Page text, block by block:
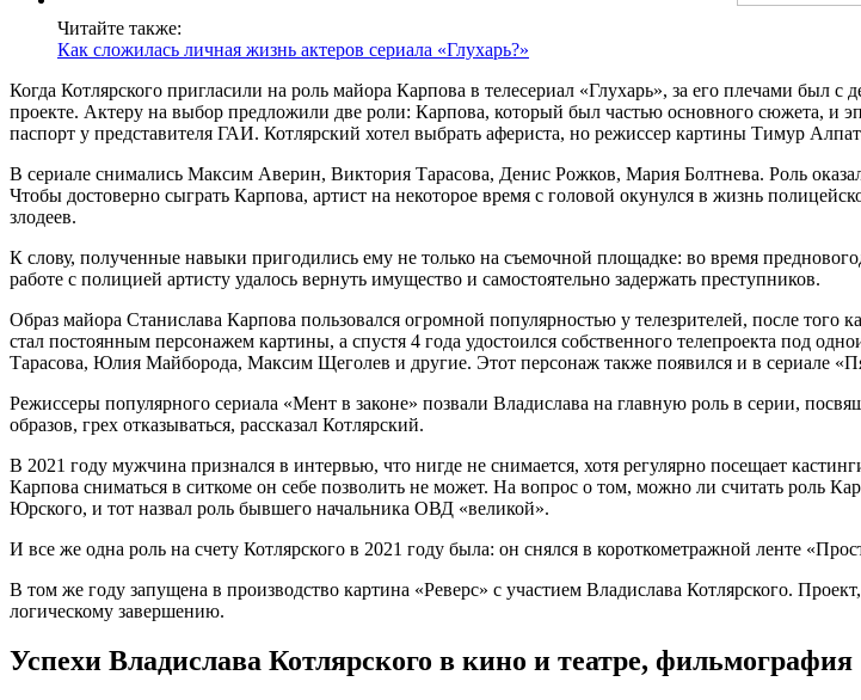
Читайте также:
Как сложилась личная жизнь актеров сериала «Глухарь?»
Когда Котлярского пригласили на роль майора Карпова в телесериал «Глухарь», за его плечами был
проекте. Актеру на выбор предложили две роли: Карпова, который был частью основного сюжета, и
паспорт у представителя ГАИ. Котлярский хотел выбрать афериста, но режиссер картины Тимур
В сериале снимались Максим Аверин, Виктория Тарасова, Денис Рожков, Мария Болтнева. Роль
Чтобы достоверно сыграть Карпова, артист на некоторое время с головой окунулся в жизнь
злодеев.
К слову, полученные навыки пригодились ему не только на съемочной площадке: во время
работе с полицией артисту удалось вернуть имущество и самостоятельно задержать преступников.
Образ майора Станислава Карпова пользовался огромной популярностью у телезрителей, после того
стал постоянным персонажем картины, а спустя 4 года удостоился собственного телепроекта под
Тарасова, Юлия Майборода, Максим Щеголев и другие. Этот персонаж также появился и в сериале
Режиссеры популярного сериала «Мент в законе» позвали Владислава на главную роль в серии,
образов, грех отказываться, рассказал Котлярский.
В 2021 году мужчина признался в интервью, что нигде не снимается, хотя регулярно посещает
Карпова сниматься в ситкоме он себе позволить не может. На вопрос о том, можно ли считать роль
Юрского, и тот назвал роль бывшего начальника ОВД «великой».
И все же одна роль на счету Котлярского в 2021 году была: он снялся в короткометражной ленте
В том же году запущена в производство картина «Реверс» с участием Владислава Котлярского.
логическому завершению.
Успехи Владислава Котлярского в кино и театре, фильмография